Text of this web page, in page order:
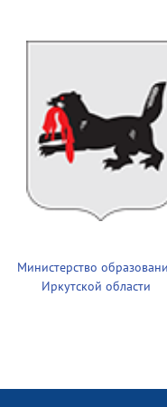
Министерство
Иркутской области